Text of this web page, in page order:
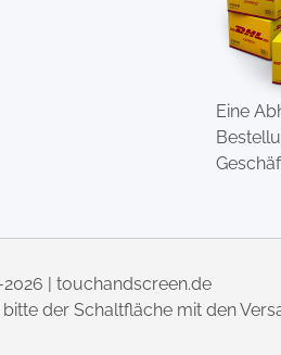
Eine
| touchandscreen.de
der Schaltfläche mit den